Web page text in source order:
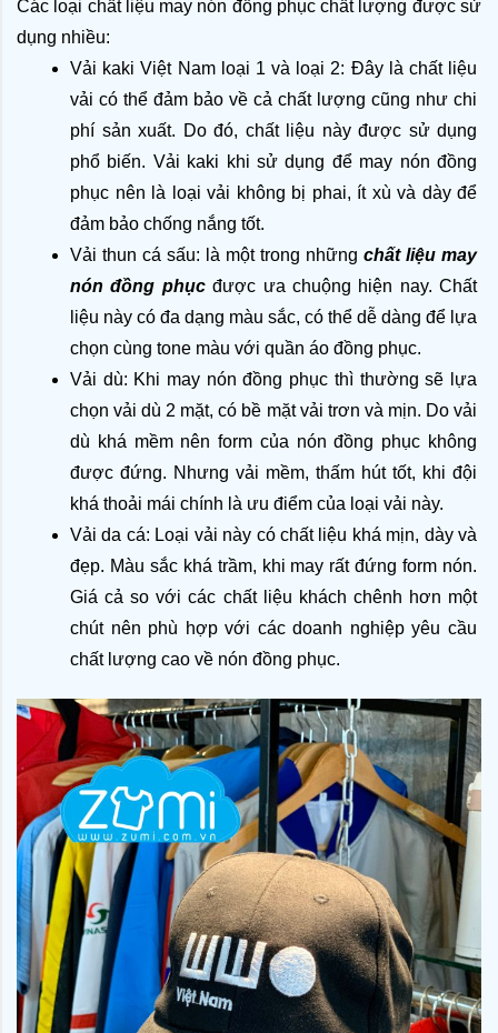
Các loại chất liệu may nón đồng phục chất lượng được sử
dụng nhiều:
Vải kaki Việt Nam loại 1 và loại 2: Đây là chất liệu
vải có thể đảm bảo về cả chất lượng cũng như chi
phí sản xuất. Do đó, chất liệu này được sử dụng
phổ biến. Vải kaki khi sử dụng để may nón đồng
phục nên là loại vải không bị phai, ít xù và dày để
đảm bảo chống nắng tốt.
Vải thun cá sấu: là một trong những chất liệu may
nón đồng phục được ưa chuộng hiện nay. Chất
liệu này có đa dạng màu sắc, có thể dễ dàng để lựa
chọn cùng tone màu với quần áo đồng phục.
Vải dù: Khi may nón đồng phục thì thường sẽ lựa
chọn vải dù 2 mặt, có bề mặt vải trơn và mịn. Do vải
dù khá mềm nên form của nón đồng phục không
được đứng. Nhưng vải mềm, thấm hút tốt, khi đội
khá thoải mái chính là ưu điểm của loại vải này.
Vải da cá: Loại vải này có chất liệu khá mịn, dày và
đẹp. Màu sắc khá trầm, khi may rất đứng form nón.
Giá cả so với các chất liệu khách chênh hơn một
chút nên phù hợp với các doanh nghiệp yêu cầu
chất lượng cao về nón đồng phục.